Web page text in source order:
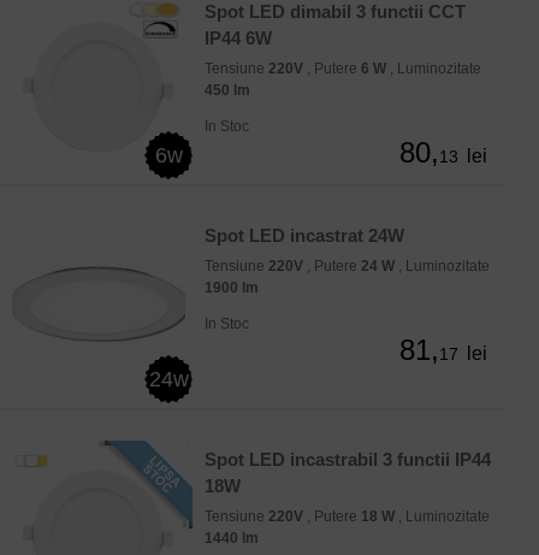
6w
Spot LED dimabil 3 functii CCT
IP44 6W
Tensiune 220V , Putere 6 W , Luminozitate
450 lm
In Stoc
80,13 lei
24w
Spot LED incastrat 24W
Tensiune 220V , Putere 24 W , Luminozitate
1900 lm
In Stoc
81,17 lei
Spot LED incastrabil 3 functii IP44
18W
Tensiune 220V , Putere 18 W , Luminozitate
1440 lm